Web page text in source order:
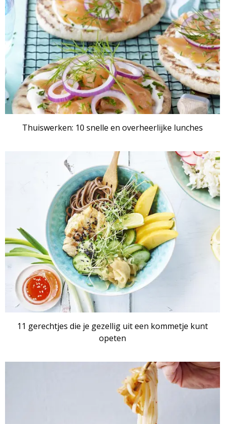
Thuiswerken: 10 snelle en overheerlijke lunches
11 gerechtjes die je gezellig uit een kommetje kunt
opeten